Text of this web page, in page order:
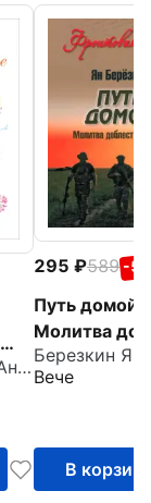
Пушкина Ольга Анатольевна
295 589 -
Путь домой.
Молитва
русской
Березкин Ян
Вече
В корзину